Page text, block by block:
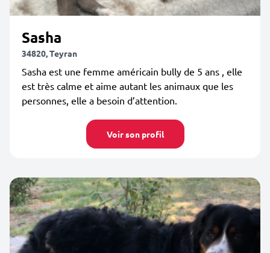
Sasha
34820, Teyran
Sasha est une femme américain bully de 5 ans , elle
est très calme et aime autant les animaux que les
personnes, elle a besoin d’attention.
Voir son profil